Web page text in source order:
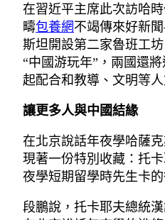
在習近平主席此次訪哈
疇包養網不竭傳來好新
斯坦開設第二家魯班工
“中國游玩年”，兩國還
起配合和教導、文明等
讓更多人與中國結緣
在北京說話年夜學哈薩
現著一份特別收藏：托
夜學短期留學時先生卡的
段鵬說，托卡耶夫總統